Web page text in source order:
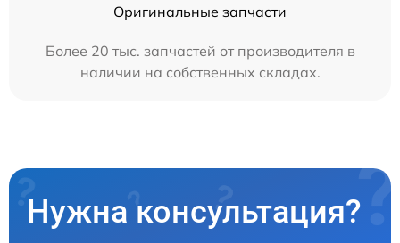
Оригинальные запчасти
Более 20 тыс. запчастей от производителя в
наличии на собственных складах.
Нужна консультация?